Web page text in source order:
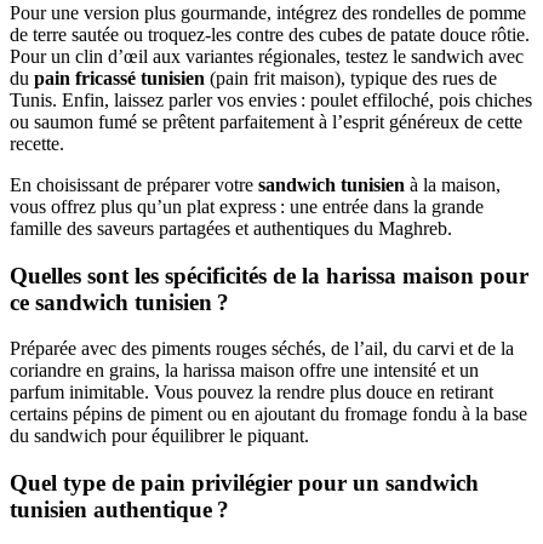
Pour une version plus gourmande, intégrez des rondelles de pomme
de terre sautée ou troquez-les contre des cubes de patate douce rôtie.
Pour un clin d’œil aux variantes régionales, testez le sandwich avec
du pain fricassé tunisien (pain frit maison), typique des rues de
Tunis. Enfin, laissez parler vos envies : poulet effiloché, pois chiches
ou saumon fumé se prêtent parfaitement à l’esprit généreux de cette
recette.
En choisissant de préparer votre sandwich tunisien à la maison,
vous offrez plus qu’un plat express : une entrée dans la grande
famille des saveurs partagées et authentiques du Maghreb.
Quelles sont les spécificités de la harissa maison pour
ce sandwich tunisien ?
Préparée avec des piments rouges séchés, de l’ail, du carvi et de la
coriandre en grains, la harissa maison offre une intensité et un
parfum inimitable. Vous pouvez la rendre plus douce en retirant
certains pépins de piment ou en ajoutant du fromage fondu à la base
du sandwich pour équilibrer le piquant.
Quel type de pain privilégier pour un sandwich
tunisien authentique ?